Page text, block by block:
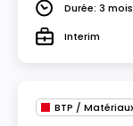
DuréeDurée: 3 mois
TypeInterim